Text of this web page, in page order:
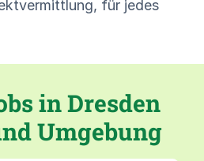
für jedes
in Dresden
Umgebung